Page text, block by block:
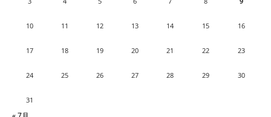
10 11 12 13 14 15 16
17 18 19 20 21 22 23
24 25 26 27 28 29 30
31